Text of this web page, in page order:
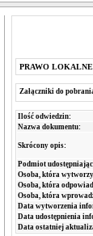
PRAWO LOKALNE
Załączniki do
Ilość odwiedzin:
Nazwa dokumentu:
Skrócony opis:
Podmiot
Osoba, która
Osoba, która
Osoba, która
Data wytworzenia
Data udostępnienia
Data ostatniej